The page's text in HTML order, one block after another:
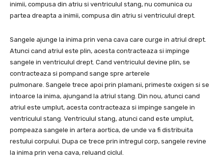
inimii, compusa din atriu si ventriculul stang, nu comunica cu
partea dreapta a inimii, compusa din atriu si ventriculul drept.
Sangele ajunge la inima prin vena cava care curge in atriul drept.
Atunci cand atriul este plin, acesta contracteaza si impinge
sangele in ventriculul drept. Cand ventriculul devine plin, se
contracteaza si pompand sange spre arterele
pulmonare. Sangele trece apoi prin plamani, primeste oxigen si se
intoarce la inima, ajungand la atriul stang. Din nou, atunci cand
atriul este umplut, acesta contracteaza si impinge sangele in
ventriculul stang. Ventriculul stang, atunci cand este umplut,
pompeaza sangele in artera aortica, de unde va fi distribuita
restului corpului. Dupa ce trece prin intregul corp, sangele revine
la inima prin vena cava, reluand ciclul.